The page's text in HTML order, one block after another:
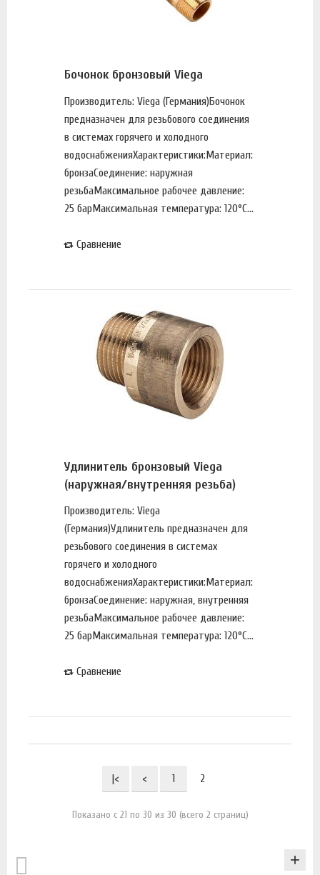
Бочонок бронзовый Viega
Производитель: Viega (Германия)Бочонок
предназначен для резьбового соединения
в системах горячего и холодного
водоснабженияХарактеристики:Материал:
бронзаСоединение: наружная
резьбаМаксимальное рабочее давление:
25 барМаксимальная температура: 120°С...
Сравнение
Удлинитель бронзовый Viega
(наружная/внутренняя резьба)
Производитель: Viega
(Германия)Удлинитель предназначен для
резьбового соединения в системах
горячего и холодного
водоснабженияХарактеристики:Материал:
бронзаСоединение: наружная, внутренняя
резьбаМаксимальное рабочее давление:
25 барМаксимальная температура: 120°С...
Сравнение
|< < 1 2
Показано с 21 по 30 из 30 (всего 2 страниц)